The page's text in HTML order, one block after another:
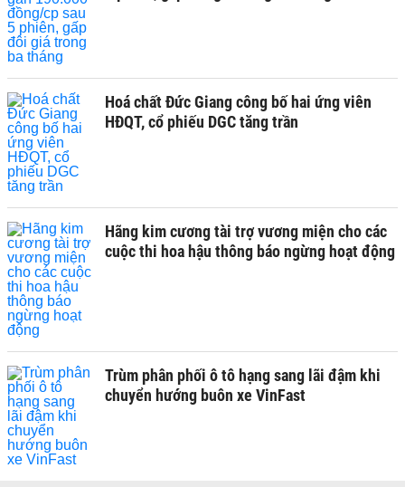
Hoá chất Đức Giang công bố hai ứng viên
HĐQT, cổ phiếu DGC tăng trần
Hãng kim cương tài trợ vương miện cho các
cuộc thi hoa hậu thông báo ngừng hoạt động
Trùm phân phối ô tô hạng sang lãi đậm khi
chuyển hướng buôn xe VinFast